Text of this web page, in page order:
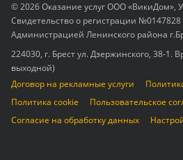
© 2026 Оказание услуг ООО «ВикиДом»,
Свидетельство о регистрации
Администрацией Ленинского района
224030, г. Брест ул. Дзержинского, 38-1.
выходной)
Договор на рекламные услуги
Политика cookie
Пользовательское
Согласие на обработку данных